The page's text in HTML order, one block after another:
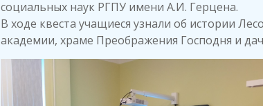
социальных наук РГПУ имени А.И. Герцена.
В ходе квеста учащиеся узнали об истории
академии, храме Преображения Господня и